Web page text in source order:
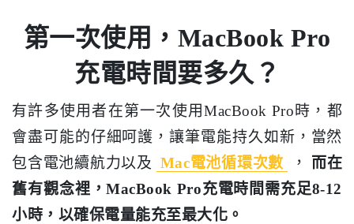
第一次使用，MacBook Pro
充電時間要多久？
有許多使用者在第一次使用MacBook Pro時，都
會盡可能的仔細呵護，讓筆電能持久如新，當然
包含電池續航力以及 Mac電池循環次數 ，
而在
舊有觀念裡，MacBook Pro充電時間需充足8-12
小時，以確保電量能充至最大化。